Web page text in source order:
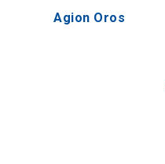
Agion Oros